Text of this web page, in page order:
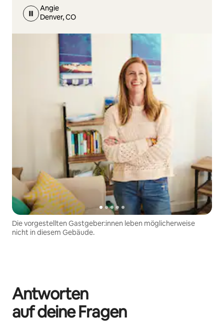
Angie
Denver, CO
Die vorgestellten Gastgeber:innen leben möglicherweise
nicht in diesem Gebäude.
Antworten
auf deine Fragen